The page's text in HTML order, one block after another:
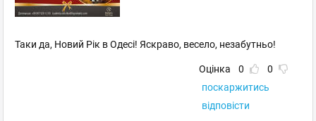
Таки да, Новий Рік в Одесі! Яскраво, весело, незабутньо!
Оцінка 0
0
поскаржитись
відповісти